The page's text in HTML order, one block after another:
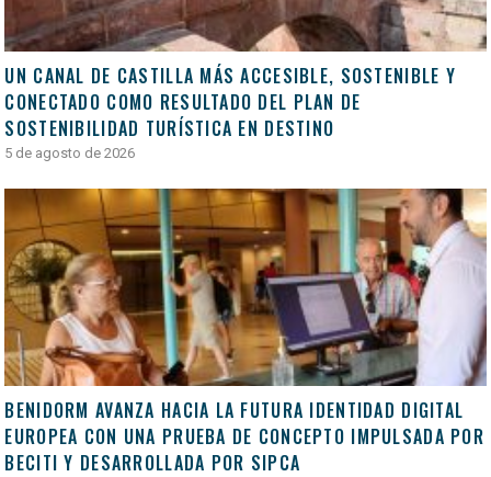
UN CANAL DE CASTILLA MÁS ACCESIBLE, SOSTENIBLE Y
CONECTADO COMO RESULTADO DEL PLAN DE
SOSTENIBILIDAD TURÍSTICA EN DESTINO
5 de agosto de 2026
BENIDORM AVANZA HACIA LA FUTURA IDENTIDAD DIGITAL
EUROPEA CON UNA PRUEBA DE CONCEPTO IMPULSADA POR
BECITI Y DESARROLLADA POR SIPCA